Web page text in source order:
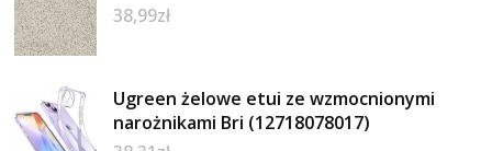
38,99zł
Ugreen żelowe etui ze wzmocnionymi
narożnikami Bri (12718078017)